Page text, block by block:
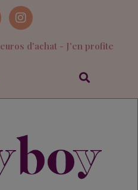
d'achat - J'en profite